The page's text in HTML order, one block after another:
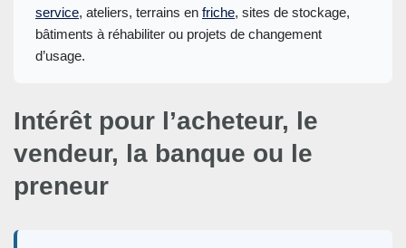
service, ateliers, terrains en friche, sites de stockage,
bâtiments à réhabiliter ou projets de changement
d’usage.
Intérêt pour l’acheteur, le
vendeur, la banque ou le
preneur